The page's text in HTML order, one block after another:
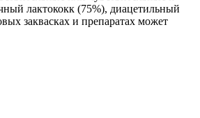
лактококк (75%), диацетильный
заквасках и препаратах может